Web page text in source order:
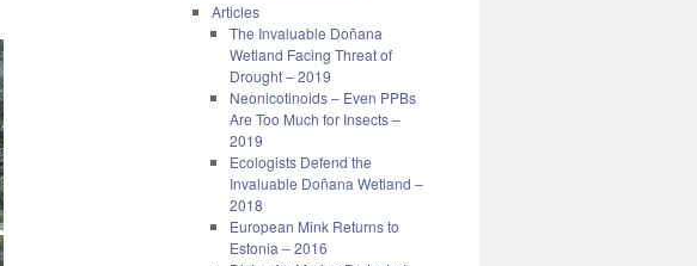
Articles
The Invaluable Doñana
Wetland Facing Threat of
Drought – 2019
Neonicotinoids – Even PPBs
Are Too Much for Insects –
2019
Ecologists Defend the
Invaluable Doñana Wetland –
2018
European Mink Returns to
Estonia – 2016